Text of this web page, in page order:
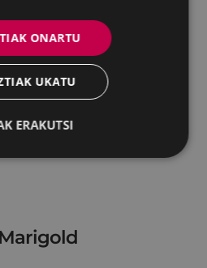
ONARTU
UKATU
ERAKUTSI